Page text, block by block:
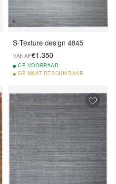
S-Texture design 4845
VANAF€1.350
OP VOORRAAD
OP MAAT BESCHIKBAAR